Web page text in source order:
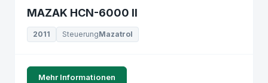
MAZAK HCN-6000 II
2011 SteuerungMazatrol
Mehr Informationen